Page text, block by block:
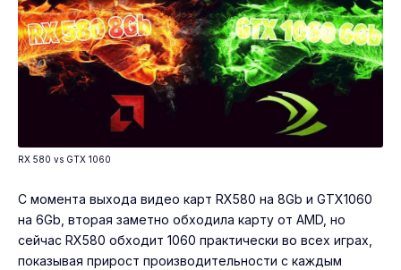
RX 580 vs GTX 1060
С момента выхода видео карт RX580 на 8Gb и GTX1060
на 6Gb, вторая заметно обходила карту от AMD, но
сейчас RX580 обходит 1060 практически во всех играх,
показывая прирост производительности с каждым